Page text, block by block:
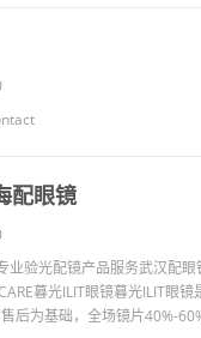
配眼镜
业验光配镜产品服务武汉配
暮光ILIT眼镜暮光ILIT眼
后为基础，全场镜片40%-